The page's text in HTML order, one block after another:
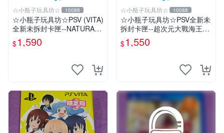
☆小瓶子玩具坊☆ 10088
☆小瓶子玩具坊☆PSV (VITA)
全新未拆封卡匣--NATURAL
DOCTRINE 自然教義/自然教
理(日版)
$1,590
☆小瓶子玩具坊☆ 10088
☆小瓶子玩具坊☆PSV全新未
拆封卡匣--超次元大戰海王星
VS 世嘉SEGA主機娘 夢幻合
體 特別版 中文版
$1,550